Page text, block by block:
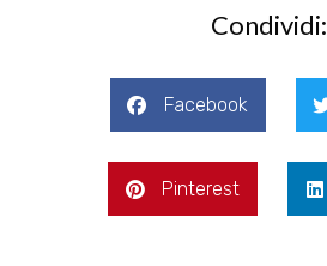
Condividi:
Facebook
Pinterest